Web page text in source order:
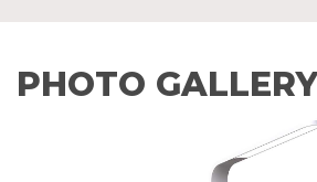
PHOTO GALLERY